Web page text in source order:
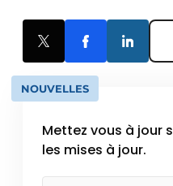
NOUVELLES
Mettez vous à jour
les mises à jour.